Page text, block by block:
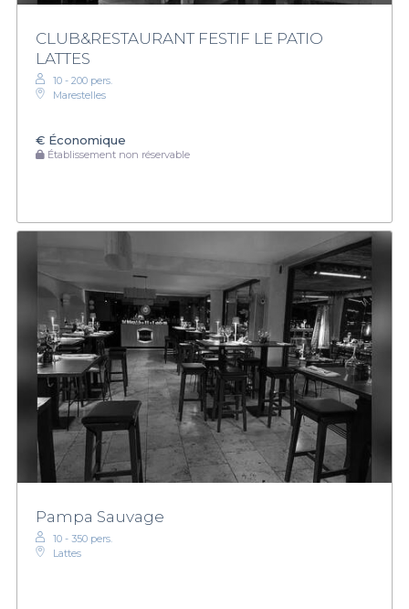
CLUB&RESTAURANT FESTIF LE PATIO
LATTES
10 - 200 pers.
Marestelles
€ Économique
Établissement non réservable
Pampa Sauvage
10 - 350 pers.
Lattes